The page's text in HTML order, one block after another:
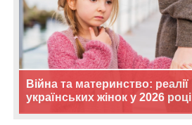
Війна та материнство: реалії
українських жінок у 2026 році